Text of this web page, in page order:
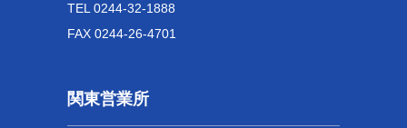
TEL 0244-32-1888
FAX 0244-26-4701
関東営業所